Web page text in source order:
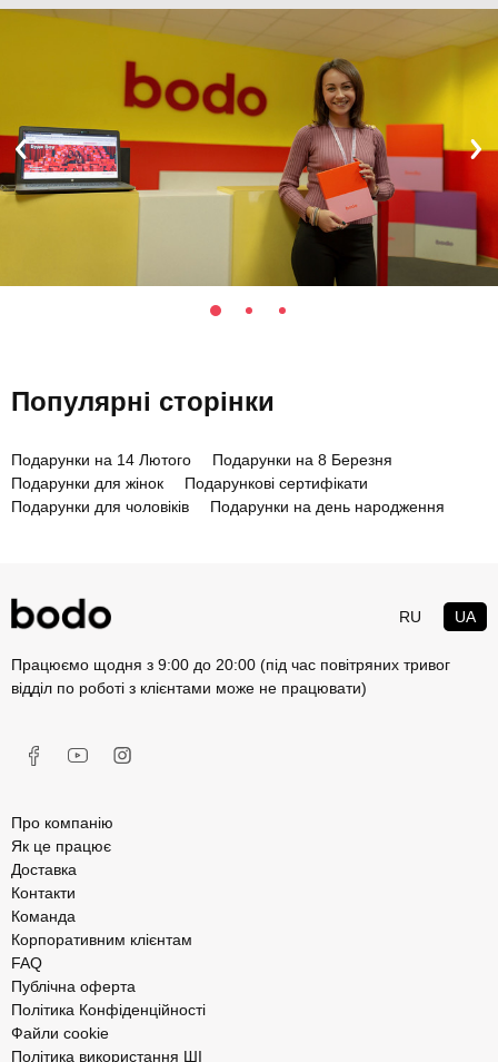
Популярні сторінки
Подарунки на 14 Лютого
Подарунки на 8 Березня
Подарунки для жінок
Подарункові сертифікати
Подарунки для чоловіків
Подарунки на день народження
RU UA
Працюємо щодня з 9:00 до 20:00 (під час повітряних тривог
відділ по роботі з клієнтами може не працювати)
Про компанію
Як це працює
Доставка
Контакти
Команда
Корпоративним клієнтам
FAQ
Публічна оферта
Політика Конфіденційності
Файли cookie
Політика використання ШІ